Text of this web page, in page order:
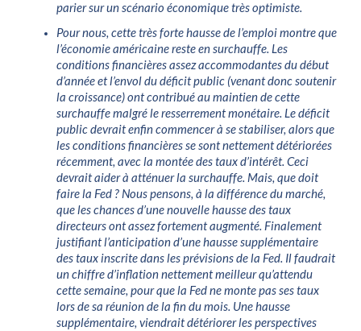
parier sur un scénario économique très optimiste.
Pour nous, cette très forte hausse de l’emploi montre que
l’économie américaine reste en surchauffe. Les
conditions financières assez accommodantes du début
d’année et l’envol du déficit public (venant donc soutenir
la croissance) ont contribué au maintien de cette
surchauffe malgré le resserrement monétaire. Le déficit
public devrait enfin commencer à se stabiliser, alors que
les conditions financières se sont nettement détériorées
récemment, avec la montée des taux d’intérêt. Ceci
devrait aider à atténuer la surchauffe. Mais, que doit
faire la Fed ? Nous pensons, à la différence du marché,
que les chances d’une nouvelle hausse des taux
directeurs ont assez fortement augmenté. Finalement
justifiant l’anticipation d’une hausse supplémentaire
des taux inscrite dans les prévisions de la Fed. Il faudrait
un chiffre d’inflation nettement meilleur qu’attendu
cette semaine, pour que la Fed ne monte pas ses taux
lors de sa réunion de la fin du mois. Une hausse
supplémentaire, viendrait détériorer les perspectives